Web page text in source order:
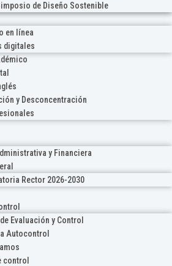
de Diseño Sostenible
en línea
digitales
y Desconcentración
y Financiera
Rector 2026-2030
Evaluación y Control
Autocontrol
control